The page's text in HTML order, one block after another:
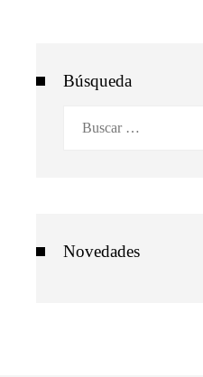
Búsqueda
Novedades